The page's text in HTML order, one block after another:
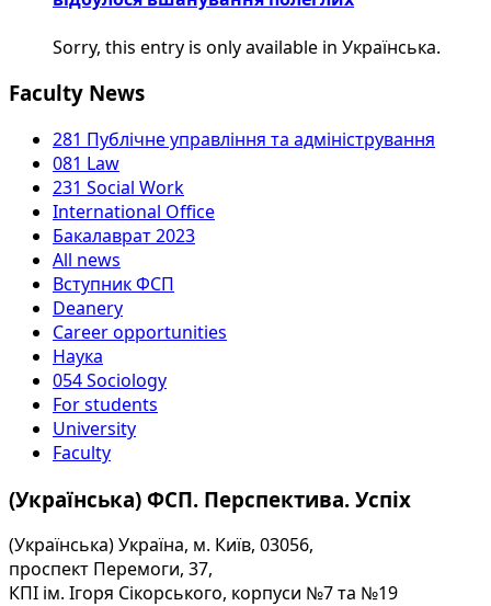
Sorry, this entry is only available in Українська.
Faculty News
281 Публічне управління та адміністрування
081 Law
231 Social Work
International Office
Бакалаврат 2023
All news
Вступник ФСП
Deanery
Career opportunities
Наука
054 Sociology
For students
University
Faculty
(Українська) ФСП. Перспектива. Успіх
(Українська) Україна, м. Київ, 03056,
проспект Перемоги, 37,
КПІ ім. Ігоря Сікорського, корпуси №7 та №19